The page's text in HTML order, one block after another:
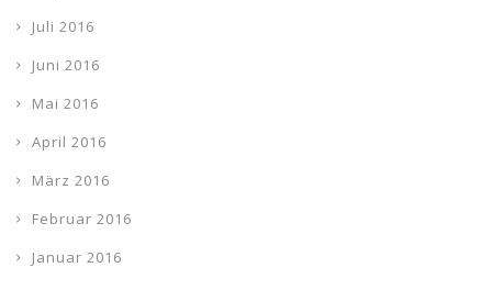
Juli 2016
Juni 2016
Mai 2016
April 2016
März 2016
Februar 2016
Januar 2016